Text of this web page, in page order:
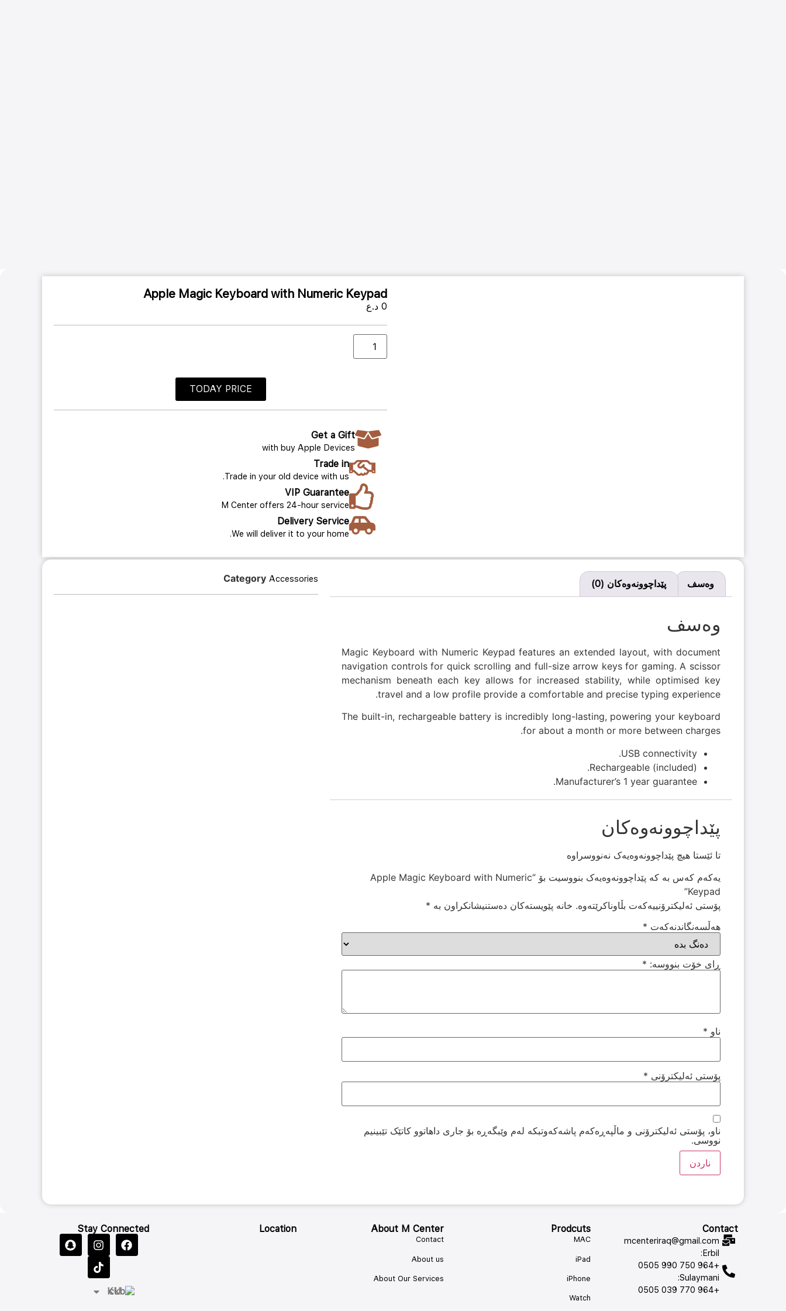
Apple Magic Keyboard with Numeric Keypad
0 د.ع
TODAY PRICE
Get a Gift
with buy Apple Devices
Trade in
Trade in your old device with us.
VIP Guarantee
M Center offers 24-hour service
Delivery Service
We will deliver it to your home.
وەسف پێداچوونەوەکان (0)
وەسف
Magic Keyboard with Numeric Keypad features an extended layout, with document
navigation controls for quick scrolling and full-size arrow keys for gaming. A scissor
mechanism beneath each key allows for increased stability, while optimised key
travel and a low profile provide a comfortable and precise typing experience.
The built-in, rechargeable battery is incredibly long-lasting, powering your keyboard
for about a month or more between charges.
USB connectivity.
Rechargeable (included).
Manufacturer’s 1 year guarantee.
پێداچوونەوەکان
تا ئێستا هیچ پێداچوونەوەیەک نەنووسراوە
یەکەم کەس بە کە پێداچوونەوەیەک بنووسیت بۆ “Apple Magic Keyboard with Numeric
Keypad”
پۆستی ئەلیکترۆنییەکەت بڵاوناکرێتەوە. خانە پێویستەکان دەستنیشانکراون بە *
هەڵسەنگاندنەکەت *
ڕای خۆت بنووسە: *
ناو *
پۆستی ئەلیکترۆنی *
ناو، پۆستی ئەلیکترۆنی و ماڵپەڕەکەم پاشەکەوتبکە لەم وێبگەڕە بۆ جاری داهاتوو کاتێک تێبینیم
نووسی.
Category Accessories
Contact
mcenteriraq@gmail.com
Erbil:
+964 750 990 0505
Sulaymani:
+964 770 039 0505
Prodcuts
MAC
iPad
iPhone
Watch
About M Center
Contact
About us
About Our Services
Location
Stay Connected
KU